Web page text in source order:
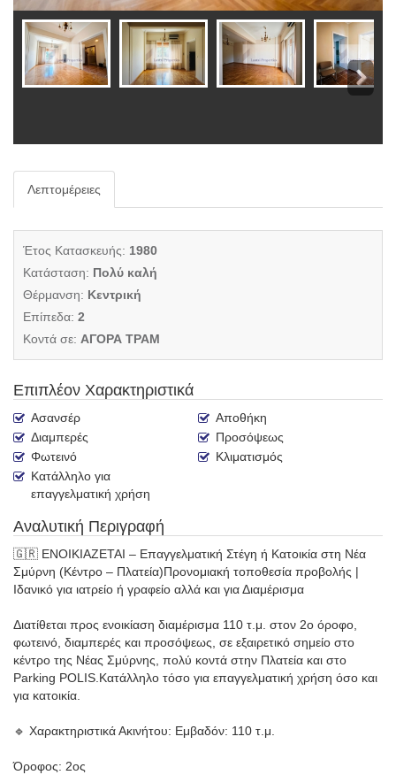
Λεπτομέρειες
Έτος Κατασκευής: 1980
Κατάσταση: Πολύ καλή
Θέρμανση: Κεντρική
Επίπεδα: 2
Κοντά σε: ΑΓΟΡΑ ΤΡΑΜ
Επιπλέον Χαρακτηριστικά
Ασανσέρ
Αποθήκη
Διαμπερές
Προσόψεως
Φωτεινό
Κλιματισμός
Κατάλληλο για
επαγγελματική χρήση
Αναλυτική Περιγραφή
🇬🇷 ΕΝΟΙΚΙΑΖΕΤΑΙ – Επαγγελματική Στέγη ή Κατοικία στη Νέα
Σμύρνη (Κέντρο – Πλατεία)Προνομιακή τοποθεσία προβολής |
Ιδανικό για ιατρείο ή γραφείο αλλά και για Διαμέρισμα
Διατίθεται προς ενοικίαση διαμέρισμα 110 τ.μ. στον 2ο όροφο,
φωτεινό, διαμπερές και προσόψεως, σε εξαιρετικό σημείο στο
κέντρο της Νέας Σμύρνης, πολύ κοντά στην Πλατεία και στο
Parking POLIS.Κατάλληλο τόσο για επαγγελματική χρήση όσο και
για κατοικία.
🔹 Χαρακτηριστικά Ακινήτου: Εμβαδόν: 110 τ.μ.
Όροφος: 2ος